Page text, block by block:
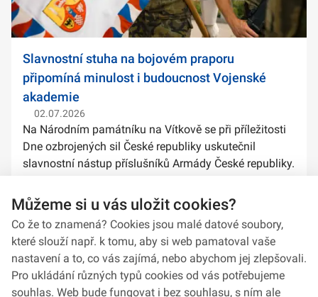
Slavnostní stuha na bojovém praporu
připomíná minulost i budoucnost Vojenské
akademie
02.07.2026
Na Národním památníku na Vítkově se při příležitosti
Dne ozbrojených sil České republiky uskutečnil
slavnostní nástup příslušníků Armády České republiky.
stuh na bojové prapory vybranýc...
Můžeme si u vás uložit cookies?
Co že to znamená? Cookies jsou malé datové soubory,
které slouží např. k tomu, aby si web pamatoval vaše
nastavení a to, co vás zajímá, nebo abychom jej zlepšovali.
Pro ukládání různých typů cookies od vás potřebujeme
souhlas. Web bude fungovat i bez souhlasu, s ním ale